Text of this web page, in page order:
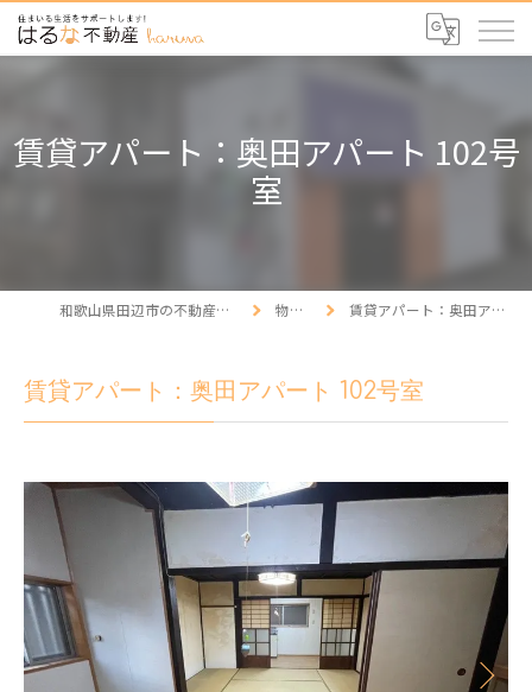
賃貸アパート：奥田アパート 102号
室
和歌山県田辺市の不動産ならはるな不動産 物件情報 賃貸アパート：奥田アパート 102号室
賃貸アパート：奥田アパート 102号室